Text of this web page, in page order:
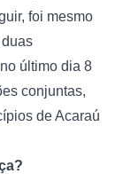
foi mesmo
último dia 8
conjuntas,
de Acaraú